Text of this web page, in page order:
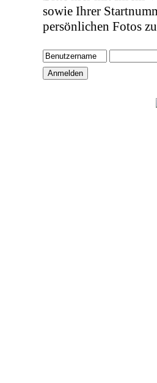
sowie Ihrer
persönlichen Fotos